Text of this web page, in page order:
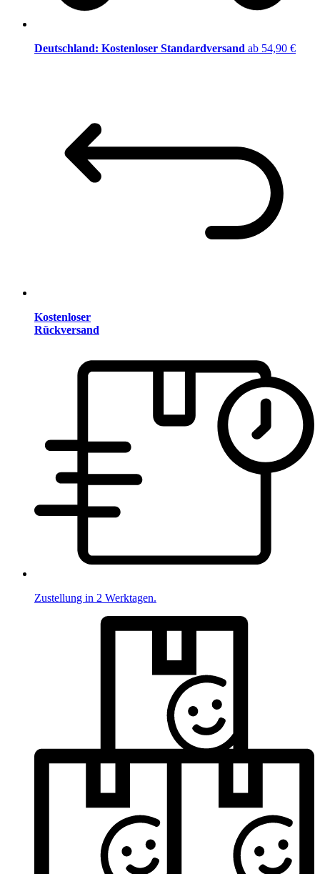
Deutschland: Kostenloser Standardversand ab 54,90 €
Kostenloser
Rückversand
Zustellung in 2 Werktagen.